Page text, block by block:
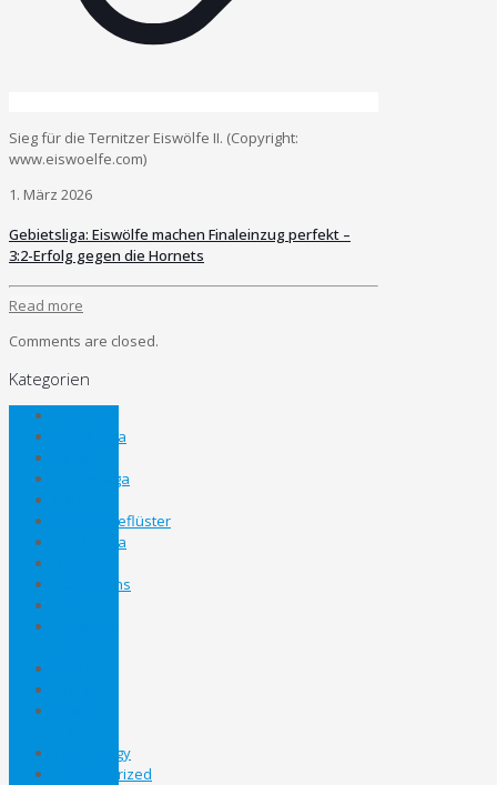
Sieg für die Ternitzer Eiswölfe II. (Copyright:
www.eiswoelfe.com)
1. März 2026
Gebietsliga: Eiswölfe machen Finaleinzug perfekt –
3:2-Erfolg gegen die Hornets
Read more
Comments are closed.
Kategorien
Bezirksliga
Gebietsliga
Kabinengeflüster
Landesliga
Nachwuchs
Technology
Uncategorized